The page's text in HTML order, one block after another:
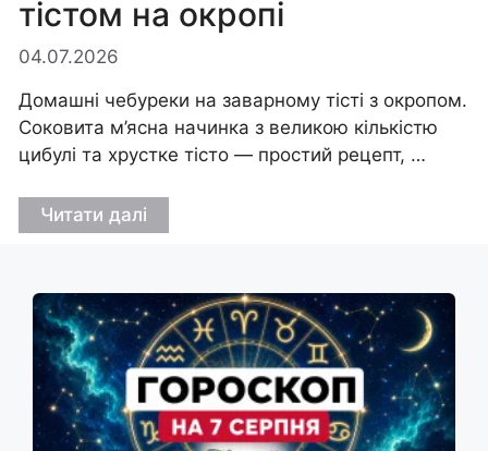
тістом на окропі
04.07.2026
Домашні чебуреки на заварному тісті з окропом.
Соковита м’ясна начинка з великою кількістю
цибулі та хрустке тісто — простий рецепт, …
Читати далі